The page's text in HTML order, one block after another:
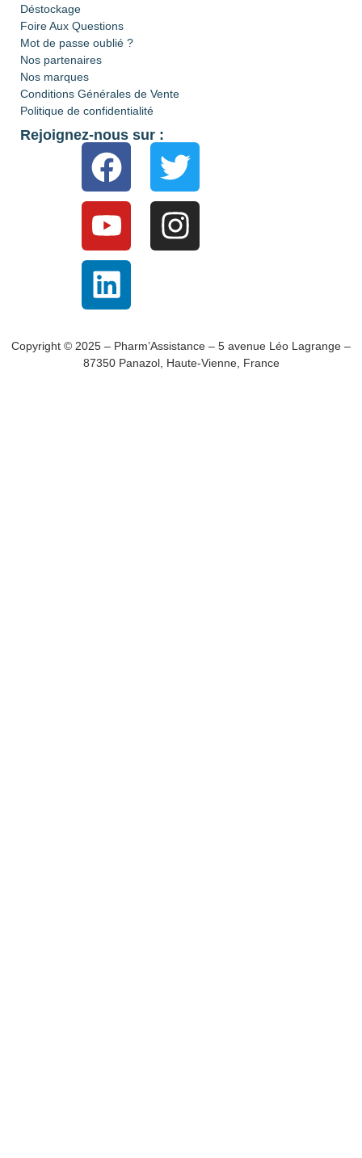
Déstockage
Foire Aux Questions
Mot de passe oublié ?
Nos partenaires
Nos marques
Conditions Générales de Vente
Politique de confidentialité
Rejoignez-nous sur :
Copyright © 2025 – Pharm’Assistance – 5 avenue Léo Lagrange –
87350 Panazol, Haute-Vienne, France